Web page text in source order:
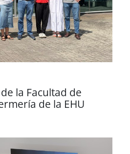
la Facultad de
de la EHU